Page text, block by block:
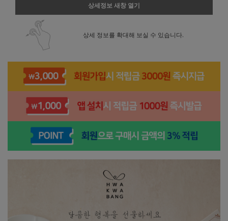
상세정보 새창 열기
상세 정보를 확대해 보실 수 있습니다.